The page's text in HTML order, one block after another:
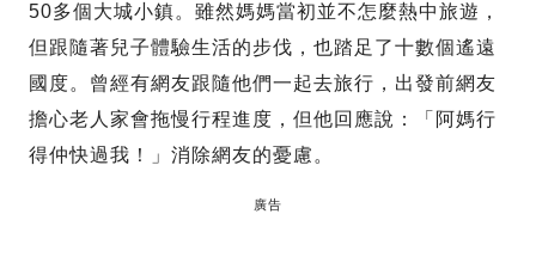
50多個大城小鎮。雖然媽媽當初並不怎麼熱中旅遊，
但跟隨著兒子體驗生活的步伐，也踏足了十數個遙遠
國度。曾經有網友跟隨他們一起去旅行，出發前網友
擔心老人家會拖慢行程進度，但他回應說：「阿媽行
得仲快過我！」消除網友的憂慮。
廣告